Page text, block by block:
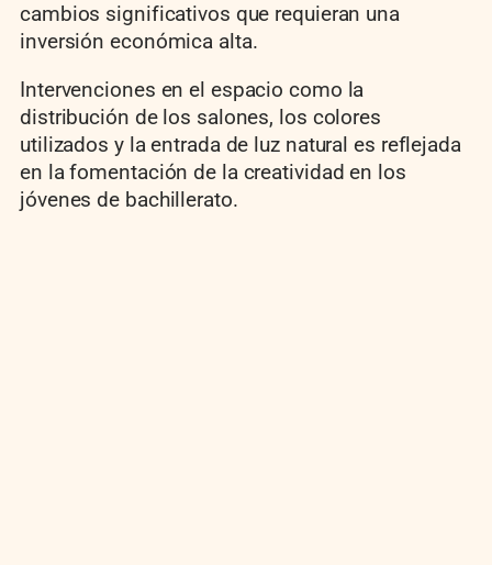
cambios significativos que requieran una
inversión económica alta.
Intervenciones en el espacio como la
distribución de los salones, los colores
utilizados y la entrada de luz natural es reflejada
en la fomentación de la creatividad en los
jóvenes de bachillerato.